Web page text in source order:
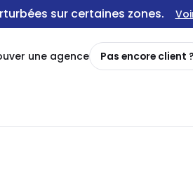
sur certaines zones.
une agence Pas encore client ?